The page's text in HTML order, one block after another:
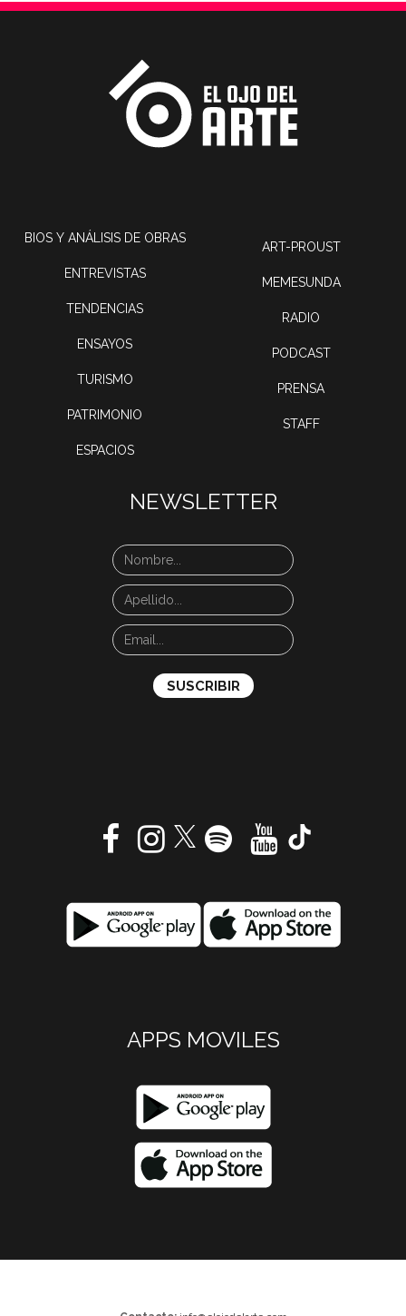
BIOS Y ANÁLISIS DE OBRAS
ENTREVISTAS
TENDENCIAS
ENSAYOS
TURISMO
PATRIMONIO
ESPACIOS
ART-PROUST
MEMESUNDA
RADIO
PODCAST
PRENSA
STAFF
NEWSLETTER
APPS MOVILES